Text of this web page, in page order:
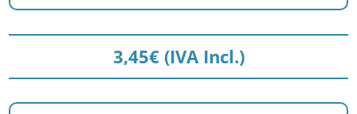
3,45€ (IVA Incl.)